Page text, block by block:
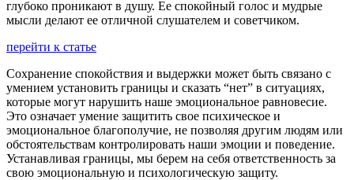
глубоко проникают в душу. Ее спокойный голос и мудрые
мысли делают ее отличной слушателем и советчиком.
перейти к статье
Сохранение спокойствия и выдержки может быть связано с
умением установить границы и сказать “нет” в ситуациях,
которые могут нарушить наше эмоциональное равновесие.
Это означает умение защитить свое психическое и
эмоциональное благополучие, не позволяя другим людям или
обстоятельствам контролировать наши эмоции и поведение.
Устанавливая границы, мы берем на себя ответственность за
свою эмоциональную и психологическую защиту.